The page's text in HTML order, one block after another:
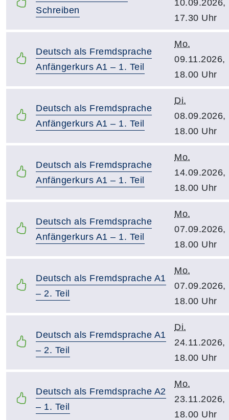
Schreiben
10.09.2026,
17.30 Uhr
Deutsch als Fremdsprache
Anfängerkurs A1 – 1. Teil
Mo.
09.11.2026,
18.00 Uhr
Deutsch als Fremdsprache
Anfängerkurs A1 – 1. Teil
Di.
08.09.2026,
18.00 Uhr
Deutsch als Fremdsprache
Anfängerkurs A1 – 1. Teil
Mo.
14.09.2026,
18.00 Uhr
Deutsch als Fremdsprache
Anfängerkurs A1 – 1. Teil
Mo.
07.09.2026,
18.00 Uhr
Deutsch als Fremdsprache A1
– 2. Teil
Mo.
07.09.2026,
18.00 Uhr
Deutsch als Fremdsprache A1
– 2. Teil
Di.
24.11.2026,
18.00 Uhr
Deutsch als Fremdsprache A2
– 1. Teil
Mo.
23.11.2026,
18.00 Uhr